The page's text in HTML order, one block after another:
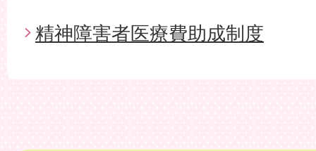
精神障害者医療費助成制度